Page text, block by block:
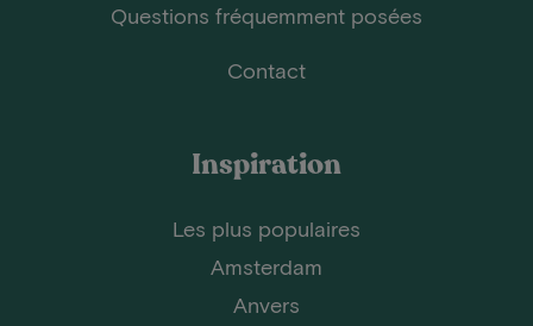
Questions fréquemment posées
Contact
Inspiration
Les plus populaires
Amsterdam
Anvers